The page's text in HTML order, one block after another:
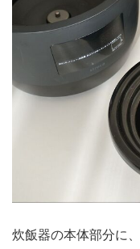
炊飯器の本体部分に